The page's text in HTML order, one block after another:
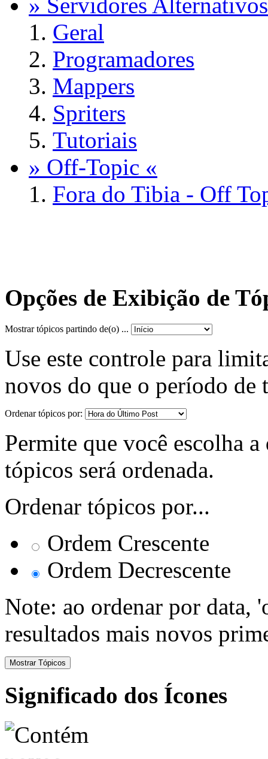
» Servidores
Geral
Programadores
Mappers
Spriters
Tutoriais
» Off-Topic «
Fora do Tibia - Off
Opções de Exibição de
Mostrar tópicos partindo de(o) ...
Use este controle para
novos do que o período de
Ordenar tópicos por:
Permite que você escolha
tópicos será ordenada.
Ordenar tópicos por...
Ordem Crescente
Ordem Decrescente
Note: ao ordenar por data,
resultados mais novos
Significado dos Ícones